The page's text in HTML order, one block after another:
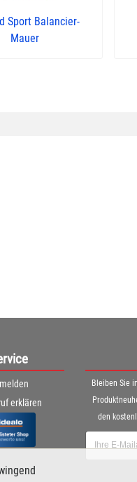
Sport Balancier-
Mauer
erklären
Bleiben Sie
den